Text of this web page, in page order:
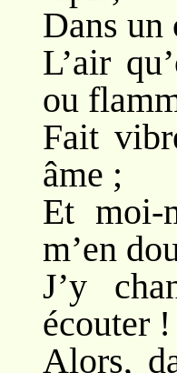
Dans un
L’air
ou
Fait
âme ;
Et moi-
m’en
J’y
écouter !
Alors,